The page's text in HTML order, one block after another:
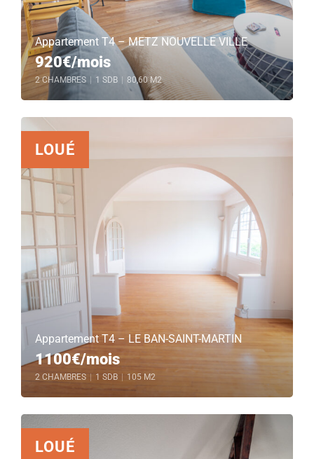
Appartement T4 – METZ NOUVELLE VILLE
920€/mois
2 CHAMBRES 1 SDB 80,60 M2
LOUÉ
Appartement T4 – LE BAN-SAINT-MARTIN
1100€/mois
2 CHAMBRES 1 SDB 105 M2
LOUÉ